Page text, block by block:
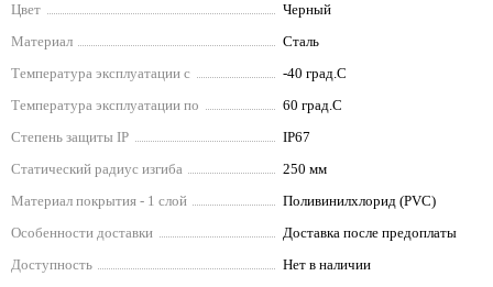
Цвет
Черный
Материал
Сталь
Температура эксплуатации с
-40 град.C
Температура эксплуатации по
60 град.C
Степень защиты IP
IP67
Статический радиус изгиба
250 мм
Материал покрытия - 1 слой
Поливинилхлорид (PVC)
Особенности доставки
Доставка после предоплаты
Доступность
Нет в наличии